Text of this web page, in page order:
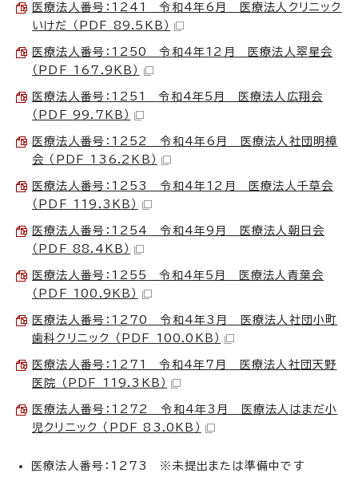
医療法人番号：1241 令和4年6月 医療法人クリニック
いけだ （PDF 89.5KB）
医療法人番号：1250 令和4年12月 医療法人翠星会
（PDF 167.9KB）
医療法人番号：1251 令和4年5月 医療法人広翔会
（PDF 99.7KB）
医療法人番号：1252 令和4年6月 医療法人社団明樟
会 （PDF 136.2KB）
医療法人番号：1253 令和4年12月 医療法人千草会
（PDF 119.3KB）
医療法人番号：1254 令和4年9月 医療法人朝日会
（PDF 88.4KB）
医療法人番号：1255 令和4年5月 医療法人青葉会
（PDF 100.9KB）
医療法人番号：1270 令和4年3月 医療法人社団小町
歯科クリニック （PDF 100.0KB）
医療法人番号：1271 令和4年7月 医療法人社団天野
医院 （PDF 119.3KB）
医療法人番号：1272 令和4年3月 医療法人はまだ小
児クリニック （PDF 83.0KB）
医療法人番号：1273 ※未提出または準備中です